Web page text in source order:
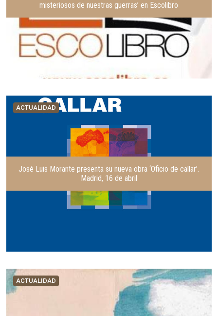
misteriosos de nuestras guerras’ en Escolibro
ACTUALIDAD
José Luis Morante presenta su nueva obra ‘Oficio de callar’.
Madrid, 16 de abril
ACTUALIDAD